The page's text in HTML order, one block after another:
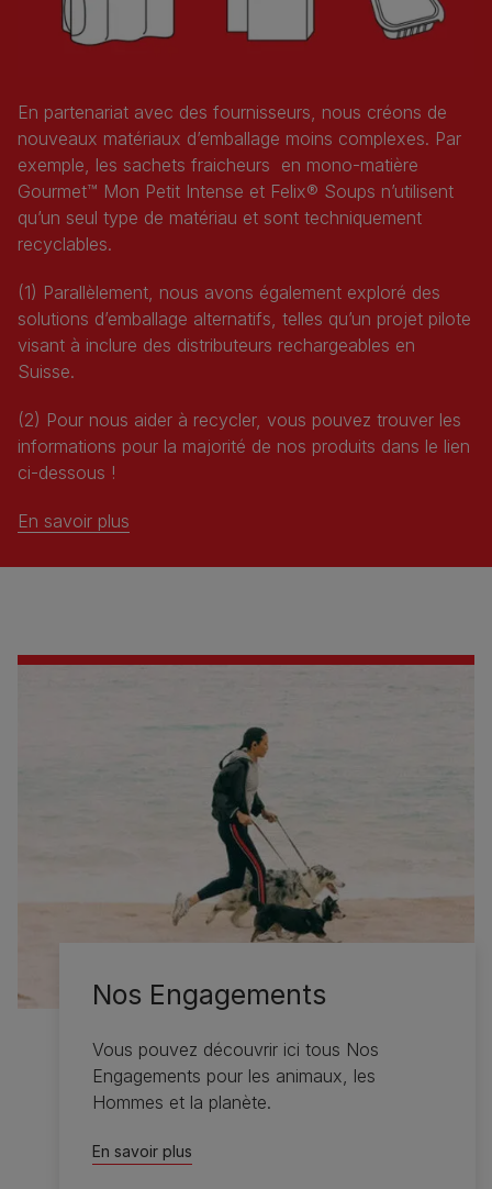
En partenariat avec des fournisseurs, nous créons de
nouveaux matériaux d’emballage moins complexes. Par
exemple, les sachets fraicheurs en mono-matière
Gourmet™ Mon Petit Intense et Felix® Soups n’utilisent
qu’un seul type de matériau et sont techniquement
recyclables.
(1) Parallèlement, nous avons également exploré des
solutions d’emballage alternatifs, telles qu’un projet pilote
visant à inclure des distributeurs rechargeables en
Suisse.
(2) Pour nous aider à recycler, vous pouvez trouver les
informations pour la majorité de nos produits dans le lien
ci-dessous !
En savoir plus
Nos Engagements
Vous pouvez découvrir ici tous Nos
Engagements pour les animaux, les
Hommes et la planète.
En savoir plus